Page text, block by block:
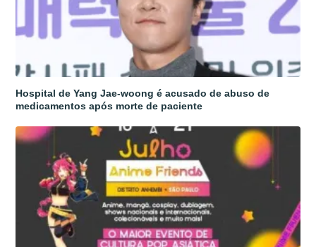
Hospital de Yang Jae-woong é acusado de abuso de
medicamentos após morte de paciente